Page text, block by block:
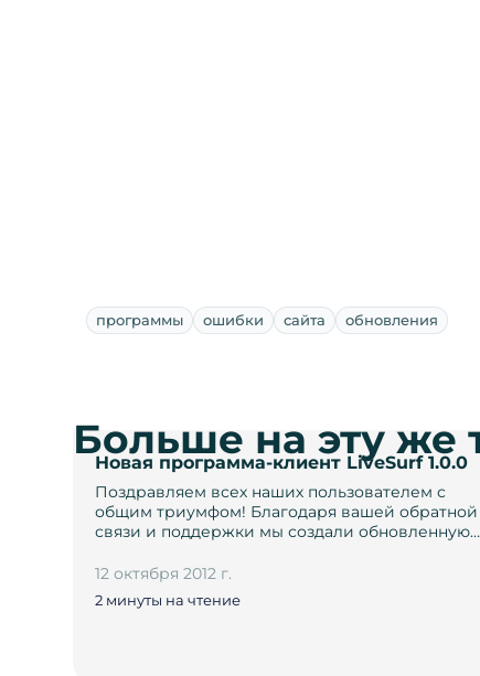
программы ошибки сайта обновления
Новая программа-клиент LiveSurf 1.0.0
Поздравляем всех наших пользователем с
общим триумфом! Благодаря вашей обратной
связи и поддержки мы создали обновленную…
12 октября 2012 г.
2 минуты на чтение
Больше на эту же